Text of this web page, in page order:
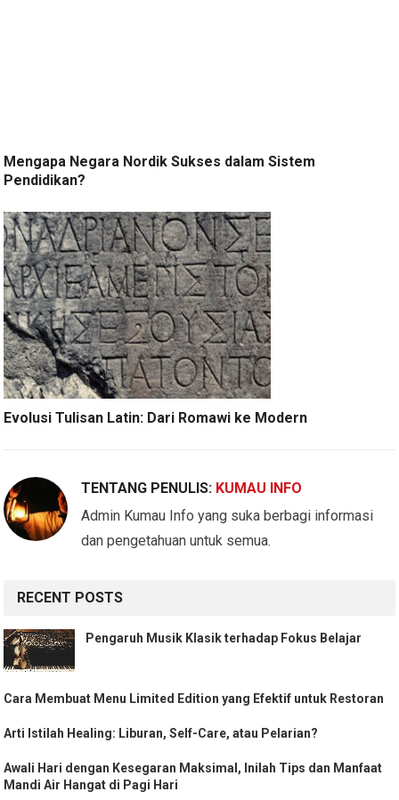
Mengapa Negara Nordik Sukses dalam Sistem
Pendidikan?
Evolusi Tulisan Latin: Dari Romawi ke Modern
TENTANG PENULIS: KUMAU INFO
Admin Kumau Info yang suka berbagi informasi
dan pengetahuan untuk semua.
RECENT POSTS
Pengaruh Musik Klasik terhadap Fokus Belajar
Cara Membuat Menu Limited Edition yang Efektif untuk Restoran
Arti Istilah Healing: Liburan, Self-Care, atau Pelarian?
Awali Hari dengan Kesegaran Maksimal, Inilah Tips dan Manfaat
Mandi Air Hangat di Pagi Hari